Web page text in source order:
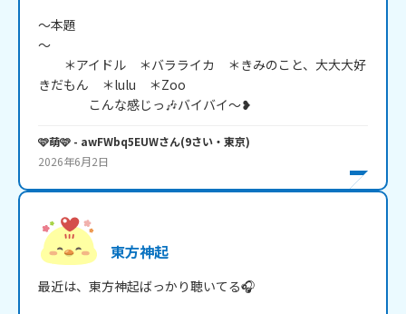
～本題
～
＊アイドル　＊バラライカ　＊きみのこと、大大大好
きだもん　＊lulu　＊Zoo
こんな感じっ🎶バイバイ～❥
🩷萌🩷 - awFWbq5EUWさん(9さい・ 東京)
2026年6月2日
東方神起
最近は、東方神起ばっかり聴いてる🎧️